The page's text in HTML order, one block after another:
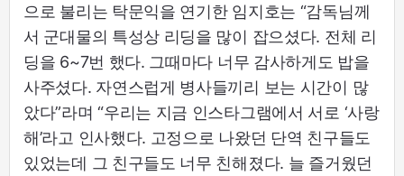
으로 불리는 탁문익을 연기한 임지호는 “감독님께
서 군대물의 특성상 리딩을 많이 잡으셨다. 전체 리
딩을 6~7번 했다. 그때마다 너무 감사하게도 밥을
사주셨다. 자연스럽게 병사들끼리 보는 시간이 많
았다”라며 “우리는 지금 인스타그램에서 서로 ‘사랑
해’라고 인사했다. 고정으로 나왔던 단역 친구들도
있었는데 그 친구들도 너무 친해졌다. 늘 즐거웠던